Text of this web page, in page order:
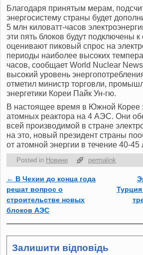
Благодаря принятым мерам,
энергосистему страны будет
5 млн киловатт-часов
эти пять блоков будут подключены к
оценивают пиковый спрос на
периоды наиболее высоких
часов, сообщает World Nuclear
высокий уровень
отметил министр торговли,
энергетики Кореи Пайк Ун-гю.
В настоящее время в Южной Корее
атомных реактора на 4 АЭС. Они
всей производимой в стране
на это, новый президент страны
от атомной энергии в течение 40-45
Posted in Новини permalink
Post navigation
← В Чехии до конца года
решат вопрос о
строительстве новых
блоков АЭС
Залишити відповідь